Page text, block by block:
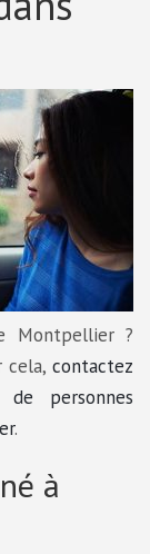
Montpellier ?
cela, contactez
personnes
.
à